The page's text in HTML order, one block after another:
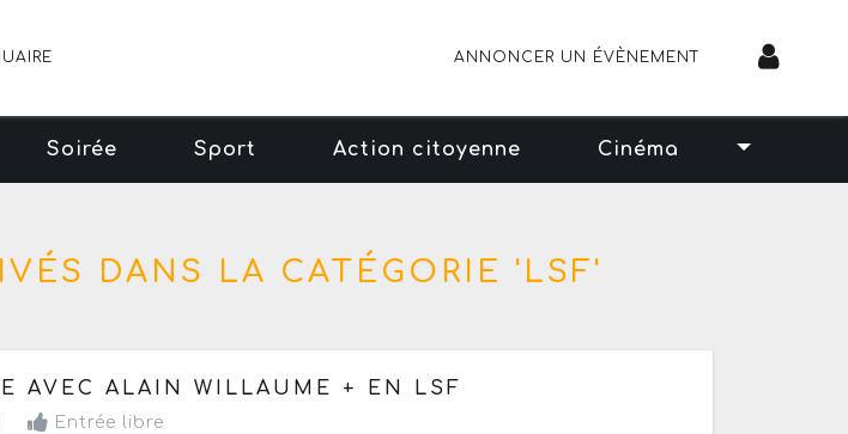
ANNONCER UN ÉVÈNEMENT
Soirée Sport Action citoyenne Cinéma
DANS LA CATÉGORIE 'LSF'
de 17h
AVEC ALAIN WILLAUME + EN LSF
Entrée libre